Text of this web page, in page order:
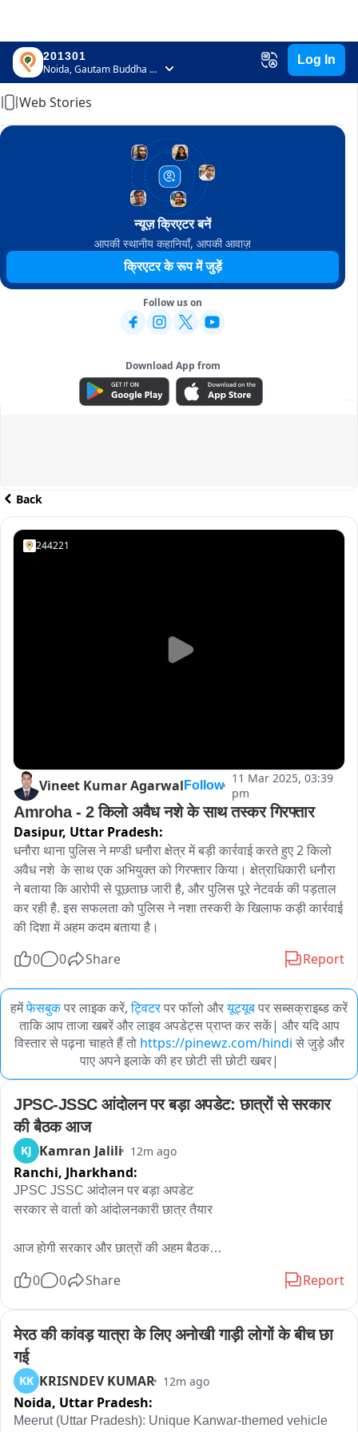
201301
Noida, Gautam Buddha Nagar, Uttar Pradesh
Log In
Home
Web Stories
न्यूज़ क्रिएटर बनें
आपकी स्थानीय कहानियाँ, आपकी आवाज़
क्रिएटर के रूप में जुड़ें
Follow us on
Download App from
ADVERTISEMENT
Back
244221
Vineet Kumar Agarwal Follow
11 Mar 2025, 03:39
pm
Amroha - 2 किलो अवैध नशे के साथ तस्कर गिरफ्तार
Dasipur, Uttar Pradesh:
धनौरा थाना पुलिस ने मण्डी धनौरा क्षेत्र में बड़ी कार्रवाई करते हुए 2 किलो
अवैध नशे  के साथ एक अभियुक्त को गिरफ्तार किया। क्षेत्राधिकारी धनौरा
ने बताया कि आरोपी से पूछताछ जारी है, और पुलिस पूरे नेटवर्क की पड़ताल
कर रही है. इस सफलता को पुलिस ने नशा तस्करी के खिलाफ कड़ी कार्रवाई
की दिशा में अहम कदम बताया है।
0
0 Share Report
हमेंफेसबुकपर लाइक करें, ट्विटरपर फॉलो औरयूट्यूबपर सब्सक्राइब्ड करें
ताकि आप ताजा खबरें और लाइव अपडेट्स प्राप्त कर सकें| और यदि आप
विस्तार से पढ़ना चाहते हैं तो https://pinewz.com/hindi से जुड़े और
पाए अपने इलाके की हर छोटी सी छोटी खबर|
JPSC-JSSC आंदोलन पर बड़ा अपडेट: छात्रों से सरकार
की बैठक आज
KJ Kamran Jalili 12m ago
Ranchi, Jharkhand:
JPSC JSSC आंदोलन पर बड़ा अपडेट
सरकार से वार्ता को आंदोलनकारी छात्र तैयार
आज होगी सरकार और छात्रों की अहम बैठक
छात्रों के आंदोलन पर निकल सकता है रास्ता
सरकार के प्रतिनिधियों से छात्रों की होगी सीधी बातचीत
बुधवार की देर रात वार्ता के लिए छात्र हुए तैयार
0 0 Share Report
मेरठ की कांवड़ यात्रा के लिए अनोखी गाड़ी लोगों के बीच छा
गई
KK KRISNDEV KUMAR 12m ago
Noida, Uttar Pradesh:
Meerut (Uttar Pradesh): Unique Kanwar-themed vehicle